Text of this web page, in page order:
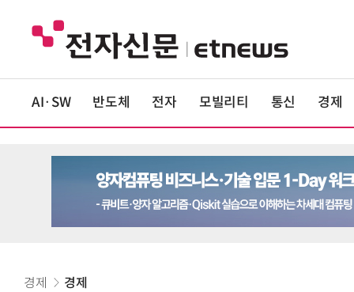
AI·SW 반도체 전자 모빌리티 통신 경제
경제 경제